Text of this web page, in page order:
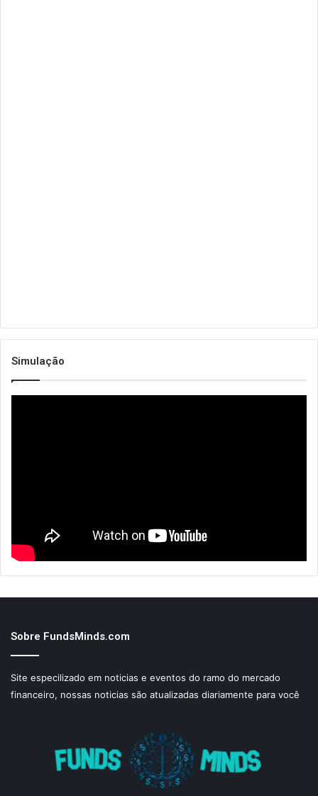
Simulação
Sobre FundsMinds.com
Site especilizado em noticias e eventos do ramo do mercado
financeiro, nossas noticias são atualizadas diariamente para você